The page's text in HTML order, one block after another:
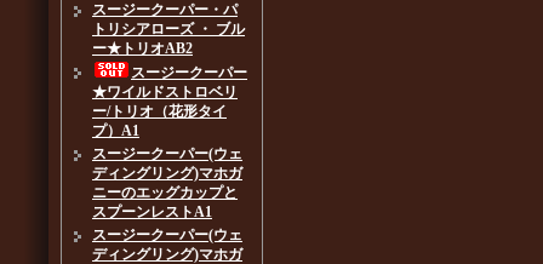
スージークーパー・パ
トリシアローズ ・ ブル
ー★トリオAB2
スージークーパー
★ワイルドストロベリ
ー/トリオ（花形タイ
プ）A1
スージークーパー(ウェ
ディングリング)マホガ
ニーのエッグカップと
スプーンレストA1
スージークーパー(ウェ
ディングリング)マホガ